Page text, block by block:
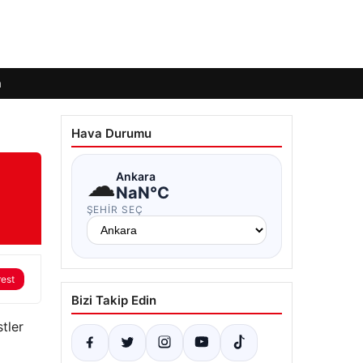
Hava Durumu
☁Ankara
NaN°C
ŞEHIR SEÇ
Bizi Takip Edin